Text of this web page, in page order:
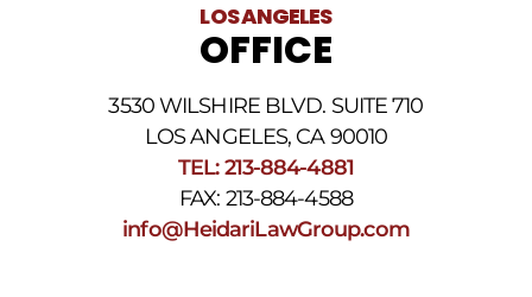
LOS ANGELES
OFFICE
3530 WILSHIRE BLVD. SUITE 710
LOS ANGELES, CA 90010
TEL: 213-884-4881
FAX: 213-884-4588
info@HeidariLawGroup.com